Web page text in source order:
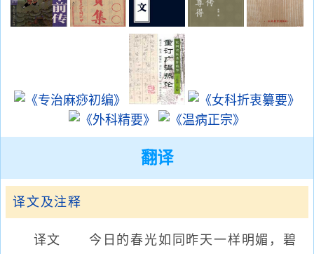
翻译
译文及注释
译文 今日的春光如同昨天一样明媚，碧